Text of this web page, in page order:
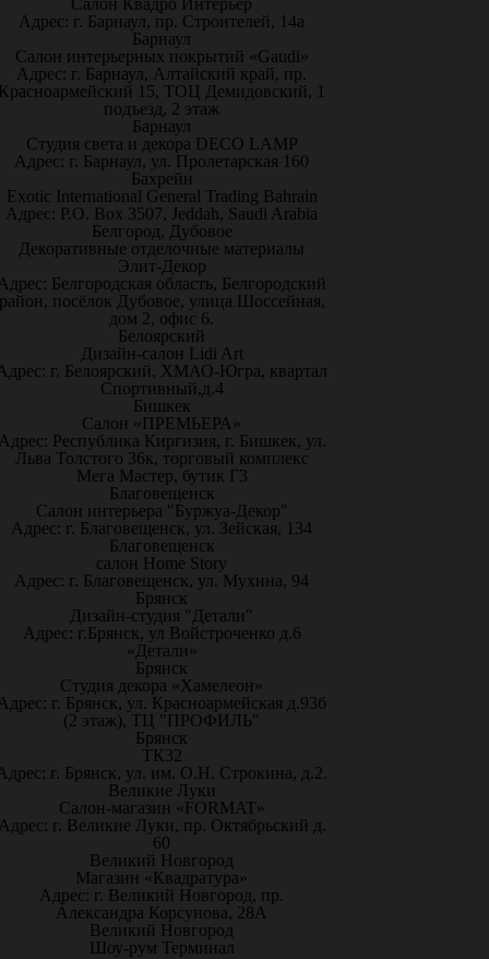
Салон Квадро Интерьер
Адрес: г. Барнаул, пр. Строителей, 14а
Барнаул
Салон интерьерных покрытий «Gaudi»
Адрес: г. Барнаул, Алтайский край, пр.
15, ТОЦ Демидовский, 1
подъезд, 2 этаж
Барнаул
Студия света и декора DECO LAMP
Адрес: г. Барнаул, ул. Пролетарская 160
Бахрейн
Exotic International General Trading Bahrain
Адрес: P.O. Box 3507, Jeddah, Saudi Arabia
Белгород, Дубовое
Декоративные отделочные материалы
Элит-Декор
Белгородская область, Белгородский
посёлок Дубовое, улица Шоссейная,
дом 2, офис 6.
Белоярский
Дизайн-салон Lidi Art
г. Белоярский, ХМАО-Югра, квартал
Спортивный,д.4
Бишкек
Салон «ПРЕМЬЕРА»
Республика Киргизия, г. Бишкек, ул.
Льва Толстого 36к, торговый комплекс
Мега Мастер, бутик Г3
Благовещенск
Салон интерьера "Буржуа-Декор"
Адрес: г. Благовещенск, ул. Зейская, 134
Благовещенск
салон Home Story
Адрес: г. Благовещенск, ул. Мухина, 94
Брянск
Дизайн-студия "Детали"
Адрес: г.Брянск, ул Войстроченко д.6
«Детали»
Брянск
Студия декора «Хамелеон»
г. Брянск, ул. Красноармейская д.93б
(2 этаж), ТЦ "ПРОФИЛЬ"
Брянск
ТК32
г. Брянск, ул. им. О.Н. Строкина, д.2.
Великие Луки
Салон-магазин «FORMAT»
г. Великие Луки, пр. Октябрьский д.
60
Великий Новгород
Магазин «Квадратура»
Адрес: г. Великий Новгород, пр.
Александра Корсунова, 28А
Великий Новгород
Шоу-рум Терминал